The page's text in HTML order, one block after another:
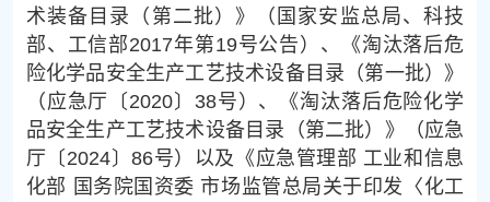
术装备目录（第二批）》（国家安监总局、科技
部、工信部2017年第19号公告）、《淘汰落后危
险化学品安全生产工艺技术设备目录（第一批）》
（应急厅〔2020〕38号）、《淘汰落后危险化学
品安全生产工艺技术设备目录（第二批）》（应急
厅〔2024〕86号）以及《应急管理部 工业和信息
化部 国务院国资委 市场监管总局关于印发〈化工